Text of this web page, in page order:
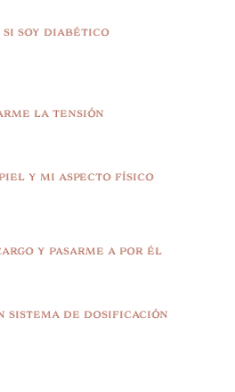
si soy diabético
la tensión
y mi aspecto físico
y pasarme a por él
sistema de dosificación